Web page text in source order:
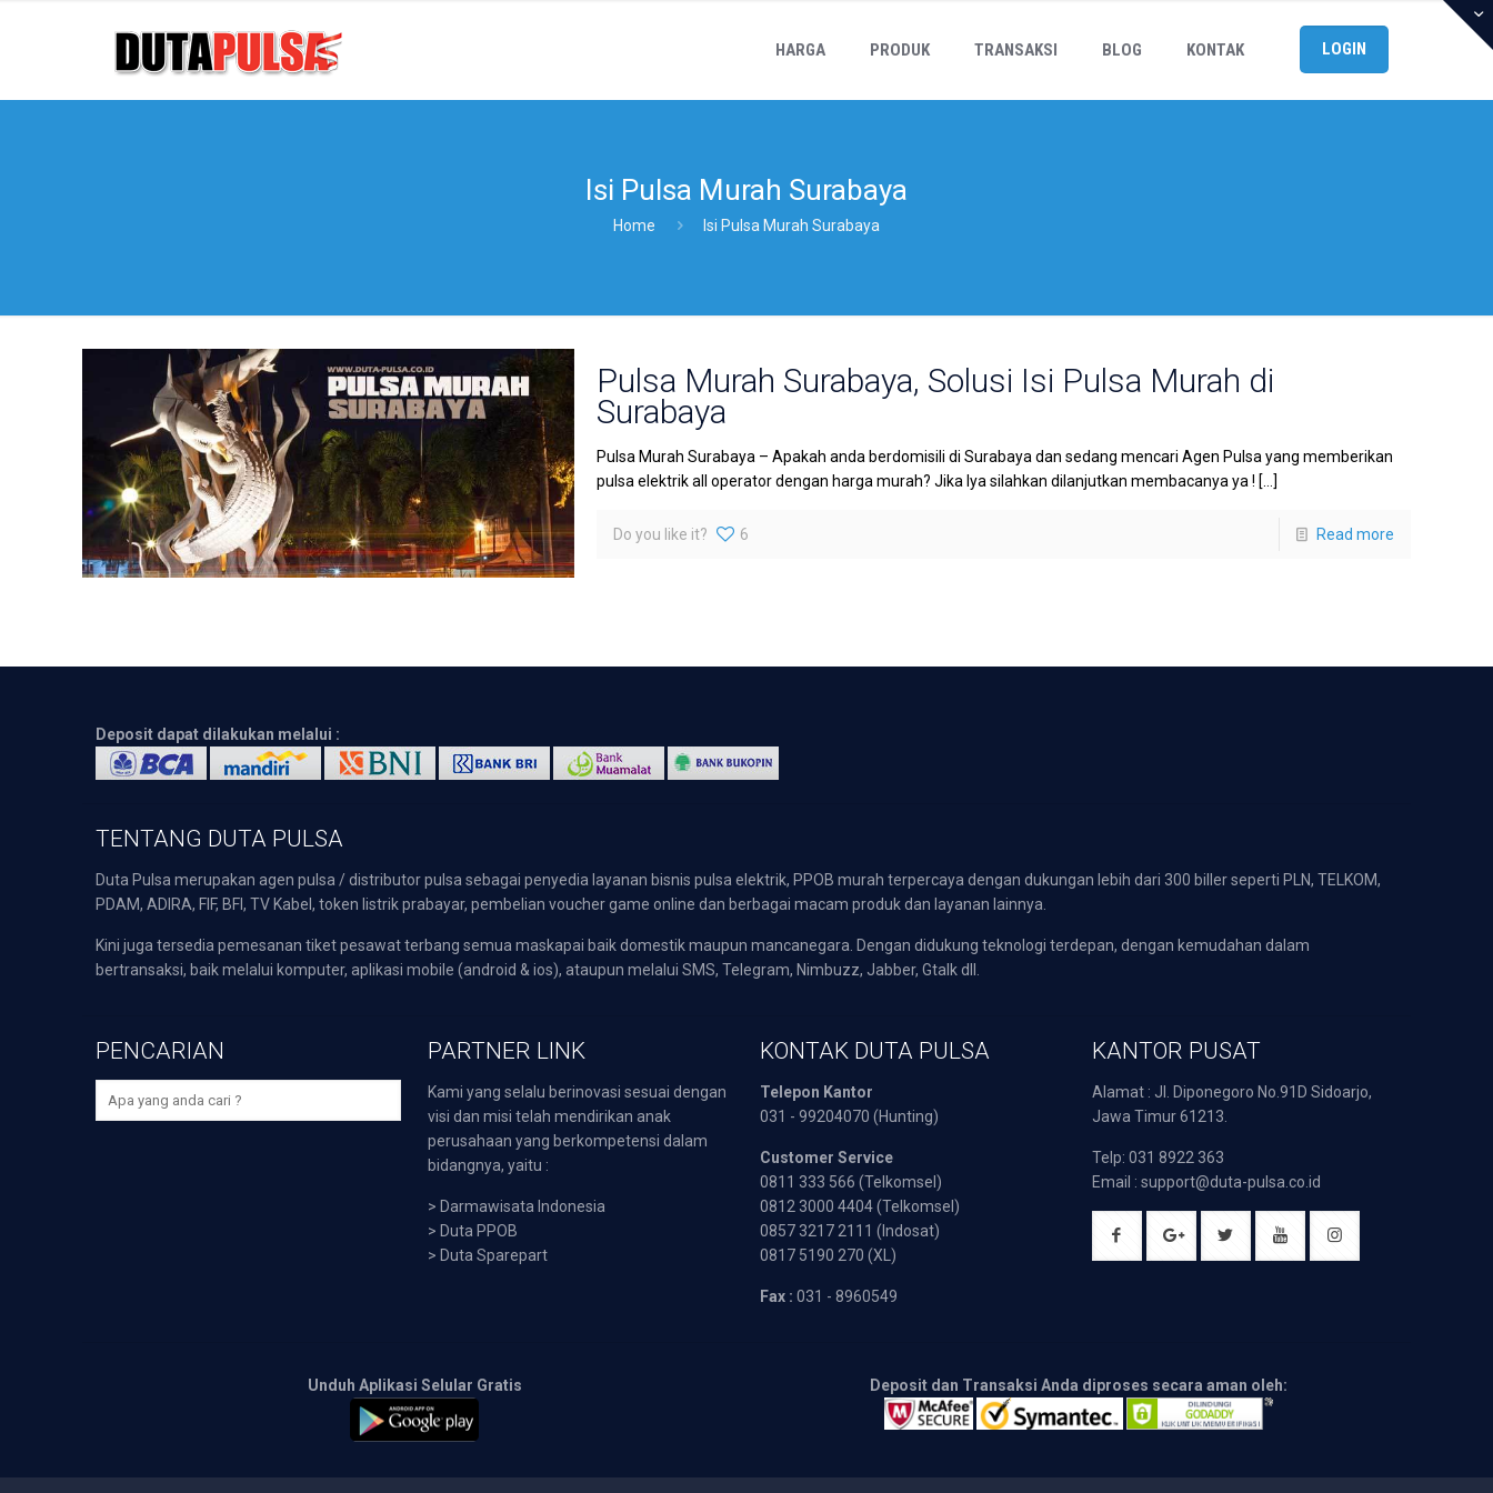
HARGA PRODUK TRANSAKSI BLOG KONTAK LOGIN
Isi Pulsa Murah Surabaya
Home Isi Pulsa Murah Surabaya
Pulsa Murah Surabaya, Solusi Isi Pulsa Murah di
Surabaya
Pulsa Murah Surabaya – Apakah anda berdomisili di Surabaya dan sedang mencari Agen Pulsa yang memberikan
pulsa elektrik all operator dengan harga murah? Jika Iya silahkan dilanjutkan membacanya ya ! […]
Do you like it? 6 Read more
Deposit dapat dilakukan melalui :
TENTANG DUTA PULSA
Duta Pulsa merupakan agen pulsa / distributor pulsa sebagai penyedia layanan bisnis pulsa elektrik, PPOB murah terpercaya dengan dukungan lebih dari 300 biller seperti PLN, TELKOM,
PDAM, ADIRA, FIF, BFI, TV Kabel, token listrik prabayar, pembelian voucher game online dan berbagai macam produk dan layanan lainnya.
Kini juga tersedia pemesanan tiket pesawat terbang semua maskapai baik domestik maupun mancanegara. Dengan didukung teknologi terdepan, dengan kemudahan dalam
bertransaksi, baik melalui komputer, aplikasi mobile (android & ios), ataupun melalui SMS, Telegram, Nimbuzz, Jabber, Gtalk dll.
PENCARIAN PARTNER LINK
Kami yang selalu berinovasi sesuai dengan
visi dan misi telah mendirikan anak
perusahaan yang berkompetensi dalam
bidangnya, yaitu :
> Darmawisata Indonesia
> Duta PPOB
> Duta Sparepart
KONTAK DUTA PULSA
Telepon Kantor
031 - 99204070 (Hunting)
Customer Service
0811 333 566 (Telkomsel)
0812 3000 4404 (Telkomsel)
0857 3217 2111 (Indosat)
0817 5190 270 (XL)
Fax : 031 - 8960549
KANTOR PUSAT
Alamat : Jl. Diponegoro No.91D Sidoarjo,
Jawa Timur 61213.
Telp: 031 8922 363
Email : support@duta-pulsa.co.id
Unduh Aplikasi Selular Gratis Deposit dan Transaksi Anda diproses secara aman oleh: